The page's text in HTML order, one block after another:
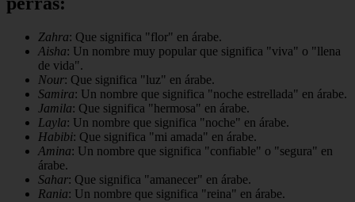
Zahra: Que significa "flor" en árabe.
Aisha: Un nombre muy popular que significa "viva" o "llena
de vida".
Nour: Que significa "luz" en árabe.
Samira: Un nombre que significa "noche estrellada" en árabe.
Jamila: Que significa "hermosa" en árabe.
Layla: Un nombre que significa "noche" en árabe.
Habibi: Que significa "mi amada" en árabe.
Amina: Un nombre que significa "confiable" o "segura" en
árabe.
Sahar: Que significa "amanecer" en árabe.
Rania: Un nombre que significa "reina" en árabe.